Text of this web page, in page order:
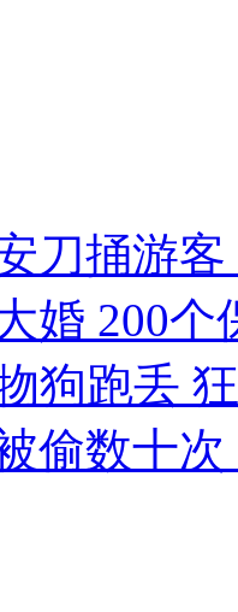
义
正
刀捅游
婚 200个
狗跑丢
偷数十